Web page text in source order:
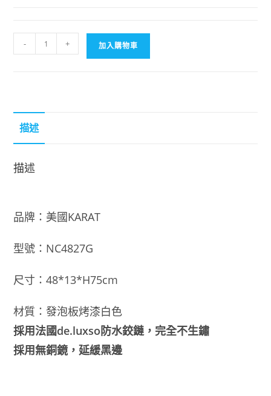
單
NC4827G-
48cm
白
色
數
- + 加入購物車
描述
描述
品牌：美國KARAT
型號：NC4827G
尺寸：48*13*H75cm
材質：發泡板烤漆白色
採用法國de.luxso防水鉸鏈，完全不生鏽
採用無銅鏡，延緩黑邊